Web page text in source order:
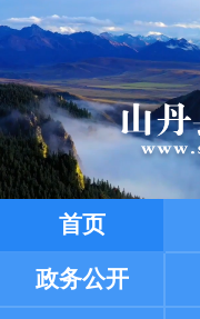
首页
政务公开